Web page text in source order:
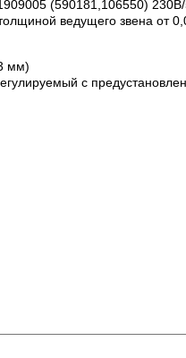
(590181,106550)
ведущего звена
мм)
с